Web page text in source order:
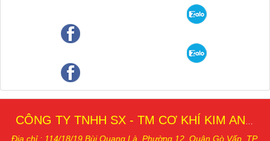
CÔNG TY TNHH SX - TM CƠ KHÍ KIM AN THÁI
Địa chỉ : 114/18/19 Bùi Quang Là, Phường 12, Quận Gò Vấp, TP.